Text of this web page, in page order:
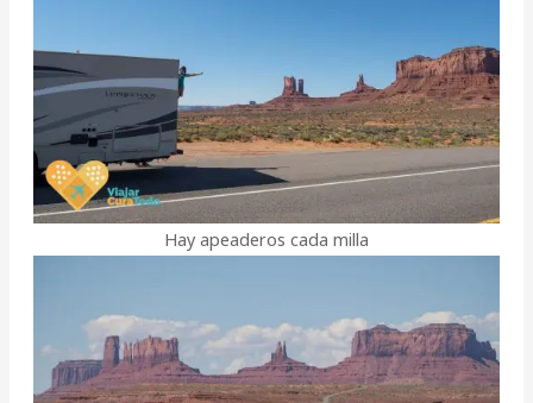
Hay apeaderos cada milla